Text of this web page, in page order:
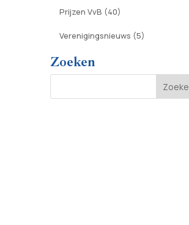
Prijzen VvB (40)
Verenigingsnieuws (5)
Zoeken